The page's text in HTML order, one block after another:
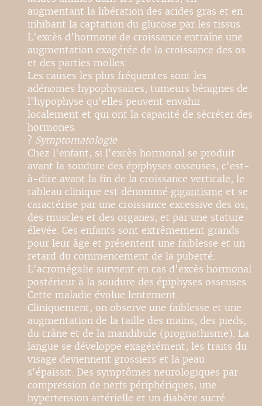
augmentant la libération des acides gras et en
inhibant la captation du glucose par les tissus.
L'excès d'hormone de croissance entraîne une
augmentation exagérée de la croissance des os
et des parties molles.
Les causes les plus fréquentes sont les
adénomes hypophysaires, tumeurs bénignes de
l'hypophyse qu'elles peuvent envahir
localement et qui ont la capacité de sécréter des
hormones.
? Symptomatologie
Chez l'enfant, si l'excès hormonal se produit
avant la soudure des épiphyses osseuses, c'est-
à-dire avant la fin de la croissance verticale, le
tableau clinique est dénommé gigantisme et se
caractérise par une croissance excessive des os,
des muscles et des organes, et par une stature
élevée. Ces enfants sont extrêmement grands
pour leur âge et présentent une faiblesse et un
retard du commencement de la puberté.
L'acromégalie survient en cas d'excès hormonal
postérieur à la soudure des épiphyses osseuses.
Cette maladie évolue lentement.
Cliniquement, on observe une faiblesse et une
augmentation de la taille des mains, des pieds,
du crâne et de la mandibule (prognathisme). La
langue se développe exagérément, les traits du
visage deviennent grossiers et la peau
s'épaissit. Des symptômes neurologiques par
compression de nerfs périphériques, une
hypertension artérielle et un diabète sucré